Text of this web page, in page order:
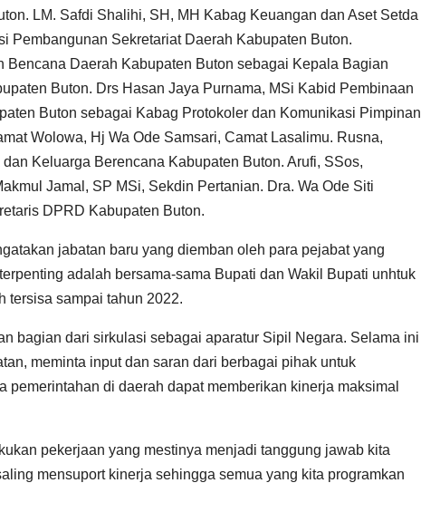
LM. Safdi Shalihi, SH, MH Kabag Keuangan dan Aset Setda
Pembangunan Sekretariat Daerah Kabupaten Buton.
Daerah Kabupaten Buton sebagai Kepala Bagian
Buton. Drs Hasan Jaya Purnama, MSi Kabid Pembinaan
Buton sebagai Kabag Protokoler dan Komunikasi Pimpinan
Wolowa, Hj Wa Ode Samsari, Camat Lasalimu. Rusna,
Keluarga Berencana Kabupaten Buton. Arufi, SSos,
Jamal, SP MSi, Sekdin Pertanian. Dra. Wa Ode Siti
DPRD Kabupaten Buton.
jabatan baru yang diemban oleh para pejabat yang
adalah bersama-sama Bupati dan Wakil Bupati unhtuk
tersisa sampai tahun 2022.
bagian dari sirkulasi sebagai aparatur Sipil Negara. Selama ini
meminta input dan saran dari berbagai pihak untuk
di daerah dapat memberikan kinerja maksimal
pekerjaan yang mestinya menjadi tanggung jawab kita
mensuport kinerja sehingga semua yang kita programkan